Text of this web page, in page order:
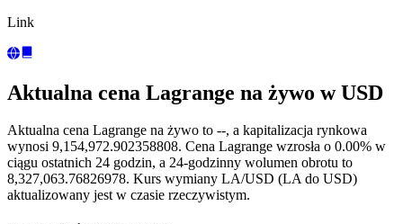
Link
Aktualna cena Lagrange na żywo w USD
Aktualna cena Lagrange na żywo to --, a kapitalizacja rynkowa
wynosi 9,154,972.902358808. Cena Lagrange wzrosła o 0.00% w
ciągu ostatnich 24 godzin, a 24-godzinny wolumen obrotu to
8,327,063.76826978. Kurs wymiany LA/USD (LA do USD)
aktualizowany jest w czasie rzeczywistym.